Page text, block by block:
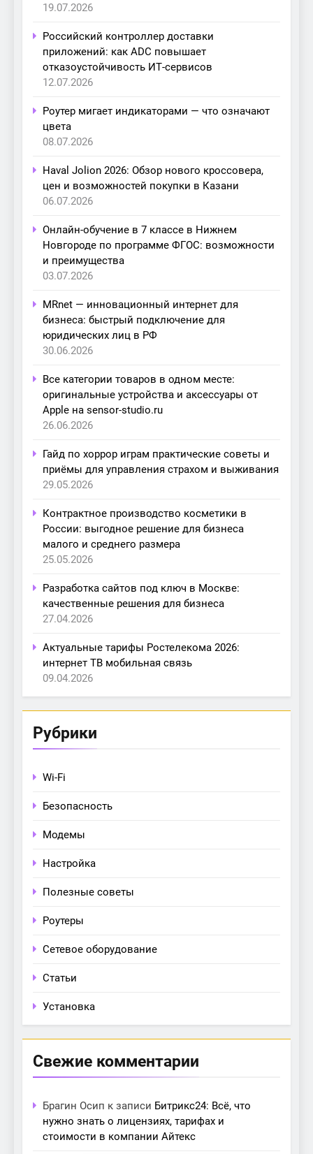
19.07.2026
Российский контроллер доставки
приложений: как ADC повышает
отказоустойчивость ИТ-сервисов
12.07.2026
Роутер мигает индикаторами — что означают
цвета
08.07.2026
Haval Jolion 2026: Обзор нового кроссовера,
цен и возможностей покупки в Казани
06.07.2026
Онлайн-обучение в 7 классе в Нижнем
Новгороде по программе ФГОС: возможности
и преимущества
03.07.2026
MRnet — инновационный интернет для
бизнеса: быстрый подключение для
юридических лиц в РФ
30.06.2026
Все категории товаров в одном месте:
оригинальные устройства и аксессуары от
Apple на sensor-studio.ru
26.06.2026
Гайд по хоррор играм практические советы и
приёмы для управления страхом и выживания
29.05.2026
Контрактное производство косметики в
России: выгодное решение для бизнеса
малого и среднего размера
25.05.2026
Разработка сайтов под ключ в Москве:
качественные решения для бизнеса
27.04.2026
Актуальные тарифы Ростелекома 2026:
интернет ТВ мобильная связь
09.04.2026
Рубрики
Wi-Fi
Безопасность
Модемы
Настройка
Полезные советы
Роутеры
Сетевое оборудование
Статьи
Установка
Свежие комментарии
Брагин Осип к записи Битрикс24: Всё, что
нужно знать о лицензиях, тарифах и
стоимости в компании Айтекс